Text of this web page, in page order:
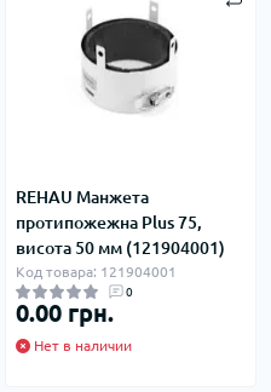
REHAU Манжета
протипожежна Plus 75,
висота 50 мм (121904001)
Код товара: 121904001
0
0.00 грн.
Нет в наличии